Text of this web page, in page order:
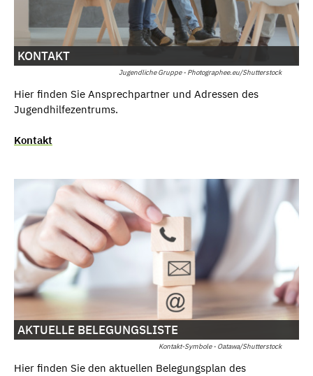
Jugendliche Gruppe - Photographee.eu/Shutterstock
KONTAKT
Hier finden Sie Ansprechpartner und Adressen des
Jugendhilfezentrums.
Kontakt
Kontakt-Symbole - Oatawa/Shutterstock
AKTUELLE BELEGUNGSLISTE
Hier finden Sie den aktuellen Belegungsplan des